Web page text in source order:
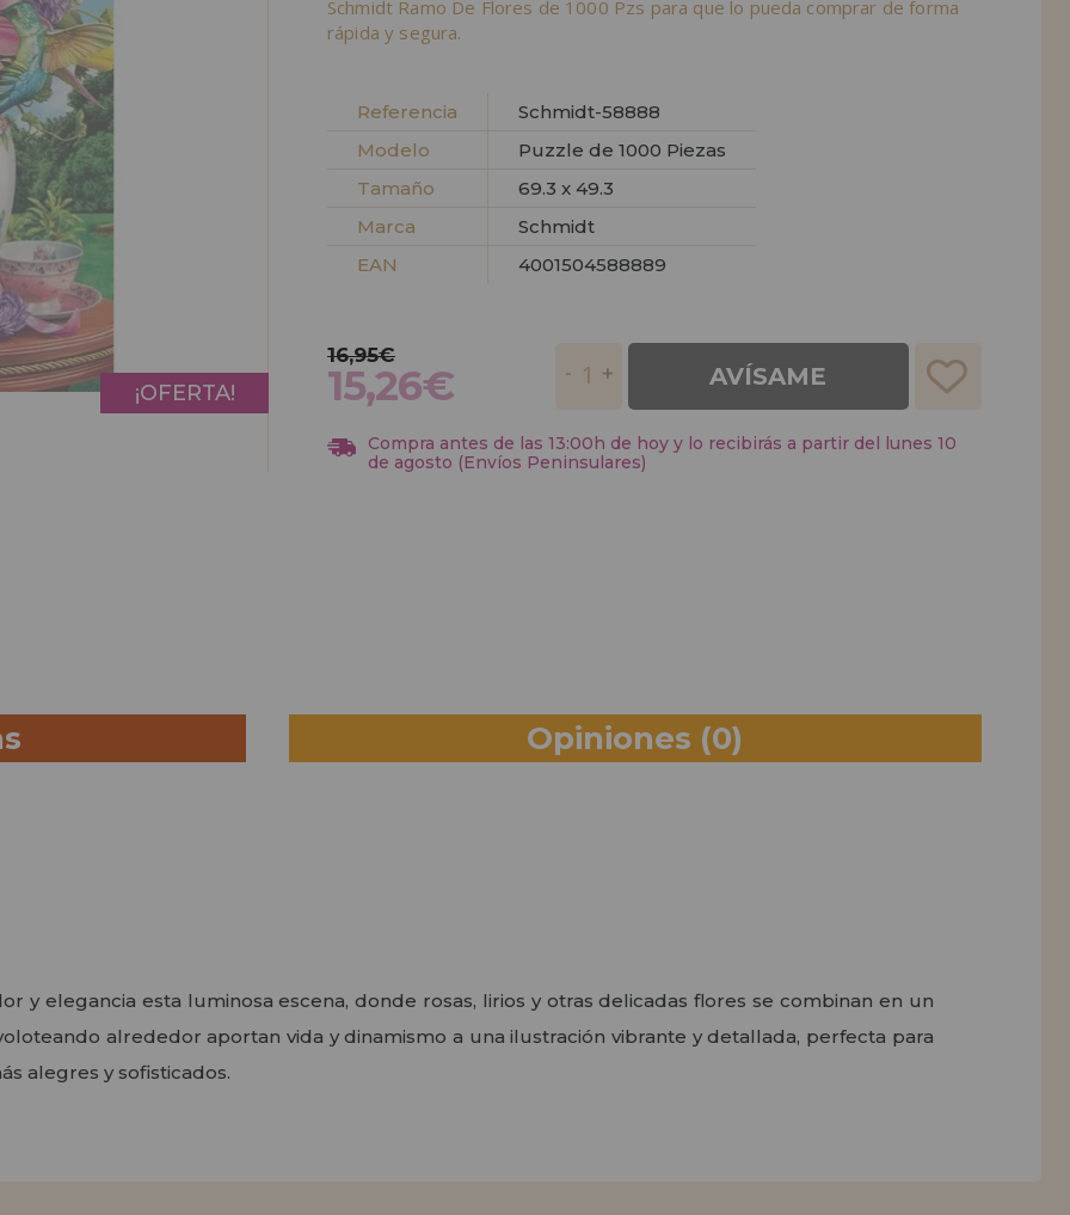
Schmidt Ramo De Flores de 1000 Pzs para que lo pueda comprar de forma
rápida y segura.
Referencia
Schmidt-58888
Modelo
Puzzle de 1000 Piezas
Tamaño
69.3 x 49.3
Marca
Schmidt
EAN
4001504588889
¡OFERTA!
16,95€
15,26€ AVÍSAME
Compra antes de las 13:00h de hoy y lo recibirás a partir del lunes 10
de agosto (Envíos Peninsulares)
Opiniones (0)
y elegancia esta luminosa escena, donde rosas, lirios y otras delicadas flores se combinan en un
alrededor aportan vida y dinamismo a una ilustración vibrante y detallada, perfecta para
alegres y sofisticados.